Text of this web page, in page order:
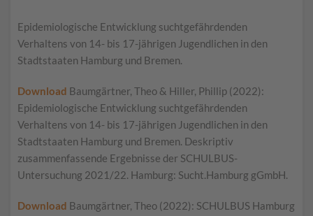
Epidemiologische Entwicklung suchtgefährdenden
Verhaltens von 14- bis 17-jährigen Jugendlichen in den
Stadtstaaten Hamburg und Bremen.
Download Baumgärtner, Theo & Hiller, Phillip (2022):
Epidemiologische Entwicklung suchtgefährdenden
Verhaltens von 14- bis 17-jährigen Jugendlichen in den
Stadtstaaten Hamburg und Bremen. Deskriptiv
zusammenfassende Ergebnisse der SCHULBUS-
Untersuchung 2021/22. Hamburg: Sucht.Hamburg gGmbH.
Download Baumgärtner, Theo (2022): SCHULBUS Hamburg